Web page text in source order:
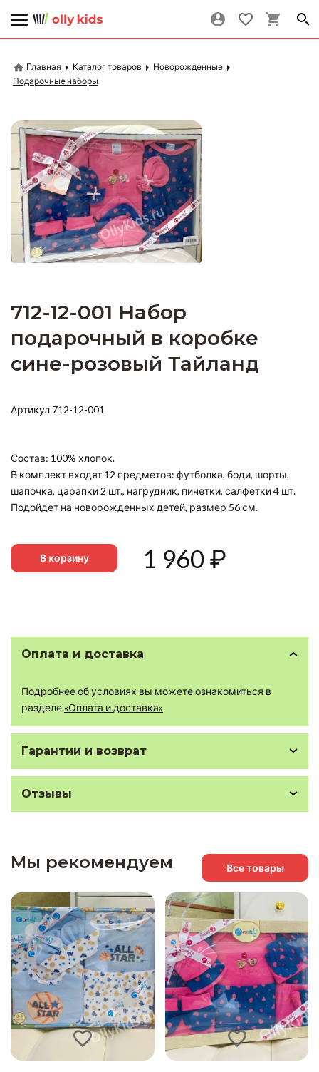
Главная Каталог товаров
Новорожденные
Подарочные наборы
712-12-001 Набор
подарочный в коробке
сине-розовый Тайланд
Артикул 712-12-001
Состав: 100% хлопок.
В комплект входят 12 предметов: футболка, боди, шорты,
шапочка, царапки 2 шт., нагрудник, пинетки, салфетки 4 шт.
Подойдет на новорожденных детей, размер 56 см.
В корзину 1 960₽
Оплата и доставка
Подробнее об условиях вы можете ознакомиться в
разделе «Оплата и доставка»
Гарантии и возврат
Отзывы
Мы рекомендуем Все товары